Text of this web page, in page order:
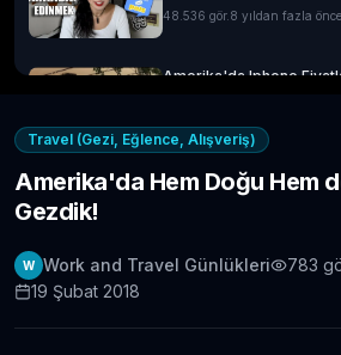
48.536 gör. 8 yıldan fazla önce
Amerika'da Iphone
Londra Erasmus Stajı
11.086gör.8 yıldan fazla önce
Travel (Gezi, Eğlence, Alışveriş)
Amerika'da Hem Doğu Hem
Gezdik!
W Work and Travel Günlükleri 783
19 Şubat 2018